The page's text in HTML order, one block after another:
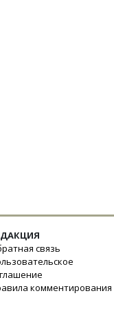
связь
комментирования